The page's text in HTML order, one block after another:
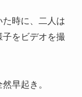
時に、二人は
をビデオを撮
早起き。